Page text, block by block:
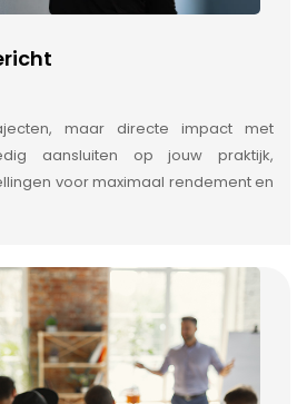
maar directe impact met
aansluiten op jouw praktijk,
voor maximaal rendement en